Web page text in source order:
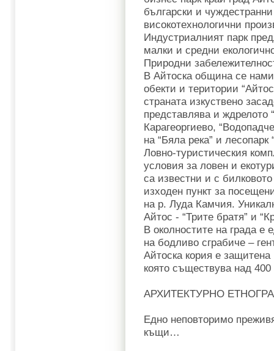
български и
високотехнологични
Индустриалният парк
малки и средни
Природни
В Айтоска община се
обекти и територии
страната изкуствено
представлява и ждрелото
Карагеоргиево,
на “Бяла река” и лесопарк
Ловно-туристическия
условия за ловен и
са известни и с
изходен пункт за
на р. Луда Камчия.
Айтос - “Трите братя” и
В околностите на града е
на бодливо сграбиче –
Айтоска кория е
която съществува над 400
АРХИТЕКТУРНО
Едно неповторимо
къщи…